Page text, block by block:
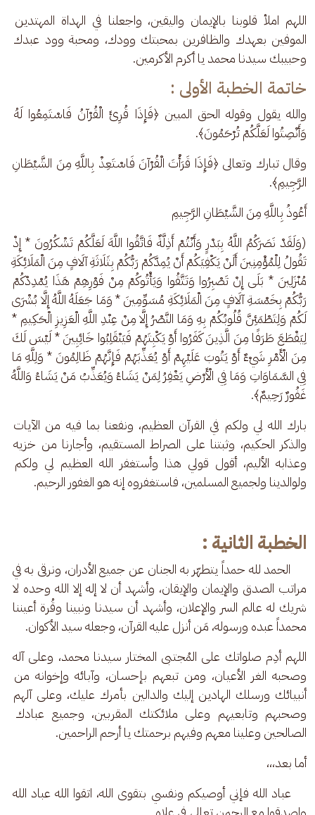
اللهم املأ قلوبنا بالإيمان واليقين، واجعلنا في الهداة المهتدين
الموفين بعهدك والظافرين بمحبتك وودك، ومحبة وود عبدك
وحبيبك سيدنا محمد يا أكرم الأكرمين.
خاتمة الخطبة الأولى :
والله يقول وقوله الحق المبين ﴿فَإِذَا قُرِئَ الْقُرْآنُ فَاسْتَمِعُوا لَهُ
وَأَنْصِتُوا لَعَلَّكُمْ تُرْحَمُونَ﴾.
وقال تبارك وتعالى ﴿فَإِذَا قَرَأْتَ الْقُرْآنَ فَاسْتَعِذْ بِاللَّهِ مِنَ الشَّيْطَانِ
الرَّجِيمِ﴾.
أَعُوذُ بِاللَّهِ مِنَ الشَّيْطَانِ الرَّجِيمِ
(وَلَقَدْ نَصَرَكُمُ اللَّهُ بِبَدْرٍ وَأَنْتُمْ أَذِلَّةٌ فَاتَّقُوا اللَّهَ لَعَلَّكُمْ تَشْكُرُونَ * إِذْ
تَقُولُ لِلْمُؤْمِنِينَ أَلَنْ يَكْفِيَكُمْ أَنْ يُمِدَّكُمْ رَبُّكُمْ بِثَلَاثَةِ آلَافٍ مِنَ الْمَلَائِكَةِ
مُنْزَلِينَ * بَلَى إِنْ تَصْبِرُوا وَتَتَّقُوا وَيَأْتُوكُمْ مِنْ فَوْرِهِمْ هَذَا يُمْدِدْكُمْ
رَبُّكُمْ بِخَمْسَةِ آلَافٍ مِنَ الْمَلَائِكَةِ مُسَوِّمِينَ * وَمَا جَعَلَهُ اللَّهُ إِلَّا بُشْرَى
لَكُمْ وَلِتَطْمَئِنَّ قُلُوبُكُمْ بِهِ وَمَا النَّصْرُ إِلَّا مِنْ عِنْدِ اللَّهِ الْعَزِيزِ الْحَكِيمِ *
لِيَقْطَعَ طَرَفًا مِنَ الَّذِينَ كَفَرُوا أَوْ يَكْبِتَهُمْ فَيَنْقَلِبُوا خَائِبِينَ * لَيْسَ لَكَ
مِنَ الْأَمْرِ شَيْءٌ أَوْ يَتُوبَ عَلَيْهِمْ أَوْ يُعَذِّبَهُمْ فَإِنَّهُمْ ظَالِمُونَ * وَلِلَّهِ مَا
فِي السَّمَاوَاتِ وَمَا فِي الْأَرْضِ يَغْفِرُ لِمَنْ يَشَاءُ وَيُعَذِّبُ مَنْ يَشَاءُ وَاللَّهُ
غَفُورٌ رَحِيمٌ﴾.
بارك الله لي ولكم في القرآن العظيم، ونفعنا بما فيه من الآيات
والذكر الحكيم، وثبتنا على الصراط المستقيم، وأجارنا من خزيه
وعذابه الأليم، أقول قولي هذا وأستغفر الله العظيم لي ولكم
ولوالدينا ولجميع المسلمين، فاستغفروه إنه هو الغفور الرحيم.
الخطبة الثانية :
الحمد لله حمداً يتطهّر به الجنان عن جميع الأدران، ونرقى به في
مراتب الصدق والإيمان والإيقان، وأشهد أن لا إله إلا الله وحده لا
شريك له عالم السر والإعلان، وأشهد أن سيدنا ونبينا وقُرة أعيننا
محمداً عبده ورسوله، مَن أنزل عليه القرآن، وجعله سيد الأكوان.
اللهم أدِم صلواتك على المُجتبى المختار سيدنا محمد، وعلى آله
وصحبه الغر الأعيان، ومن تبعهم بإحسان، وآبائه وإخوانه من
أنبيائك ورسلك الهادين إليك والدالين بأمرك عليك، وعلى آلهم
وصحبهم وتابعيهم وعلى ملائكتك المقربين، وجميع عبادك
الصالحين وعلينا معهم وفيهم برحمتك يا أرحم الراحمين.
أما بعد،،،
عباد الله فإني أوصيكم ونفسي بتقوى الله، اتقوا الله عباد الله